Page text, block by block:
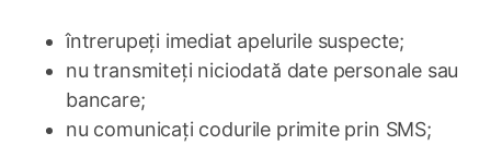
întrerupeți imediat apelurile suspecte;
nu transmiteți niciodată date personale sau
bancare;
nu comunicați codurile primite prin SMS;